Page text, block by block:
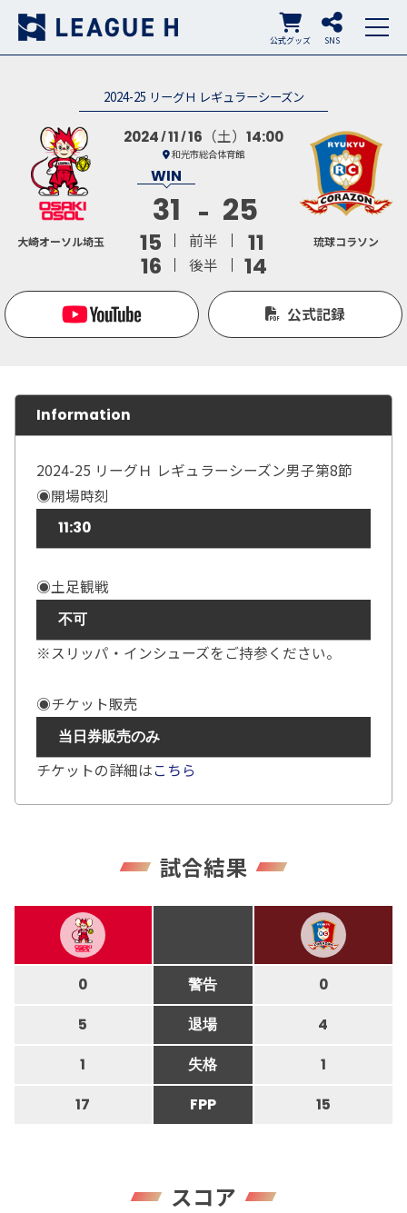
SNS
公式グッズ
2024-25 リーグＨ レギュラーシーズン
大崎オーソル埼玉
2024 11 16 （土） 14:00
和光市総合体育館
31 25
15 前半
11
16
後半 14
琉球コラソン
公式記録
Information
2024-25 リーグＨ レギュラーシーズン男子第8節
◉開場時刻
11:30
◉土足観戦
不可
※スリッパ・インシューズをご持参ください。
◉チケット販売
当日券販売のみ
チケットの詳細はこちら
試合結果
0 警告 0
5 退場 4
1 失格 1
17 FPP 15
スコア